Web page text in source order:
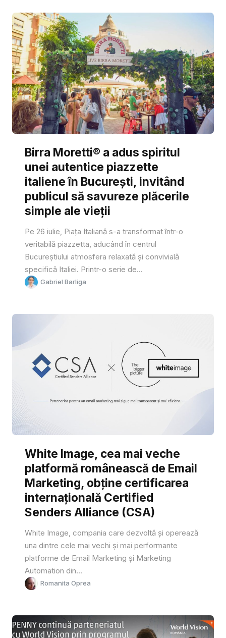
Birra Moretti® a adus spiritul
unei autentice piazzette
italiene în București, invitând
publicul să savureze plăcerile
simple ale vieții
Pe 26 iulie, Piața Italiană s-a transformat într-o
veritabilă piazzetta, aducând în centrul
Bucureștiului atmosfera relaxată și convivială
specifică Italiei. Printr-o serie de...
Gabriel Barliga
White Image, cea mai veche
platformă românească de Email
Marketing, obține certificarea
internațională Certified
Senders Alliance (CSA)
White Image, compania care dezvoltă și operează
una dintre cele mai vechi și mai performante
platforme de Email Marketing și Marketing
Automation din...
Romanita Oprea